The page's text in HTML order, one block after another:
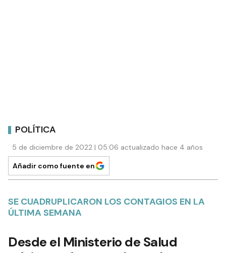
POLÍTICA
5 de diciembre de 2022 | 05:06 actualizado hace 4 años
Añadir como fuente en
SE CUADRUPLICARON LOS CONTAGIOS EN LA
ÚLTIMA SEMANA
Desde el Ministerio de Salud